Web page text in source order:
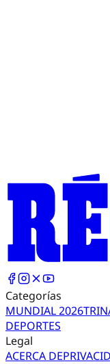
Categorías
MUNDIAL 2026TRI
DEPORTES
Legal
ACERCA DE